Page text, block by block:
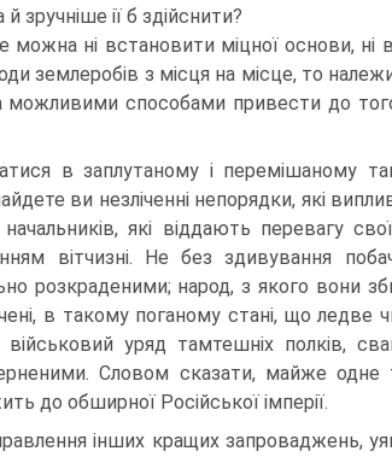
зручніше ії б здійснити?
можна ні вста­новити міцної основи, ні
землеробів з місця на місце, то
можливими способами привести до
в заплутаному і перемішаному
ви незліченні непорядки, які
які віддають перевагу
вітчизні. Не без здивування
розкраденими; народ, з якого вони
в такому поганому стані, що ледве
уряд тамтешніх полків,
Словом сказати, майже одне
до обширної Російської імперії.
інших кращих запроваджень,